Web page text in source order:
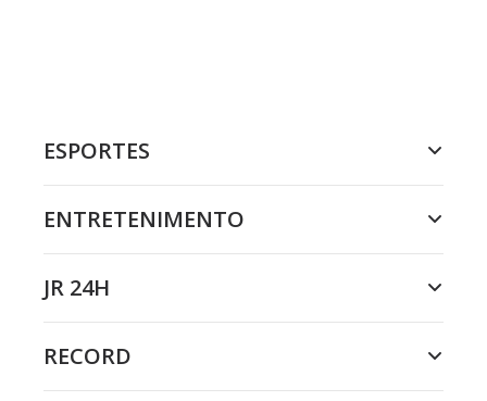
ESPORTES
ENTRETENIMENTO
JR 24H
RECORD